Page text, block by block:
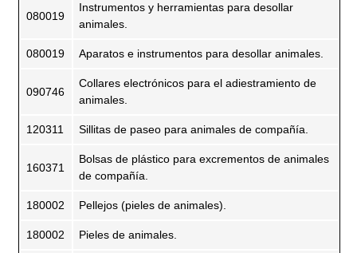
080019
Instrumentos y herramientas para desollar
animales.
080019 Aparatos e instrumentos para desollar animales.
090746
Collares electrónicos para el adiestramiento de
animales.
120311 Sillitas de paseo para animales de compañía.
160371
Bolsas de plástico para excrementos de animales
de compañía.
180002 Pellejos (pieles de animales).
180002 Pieles de animales.